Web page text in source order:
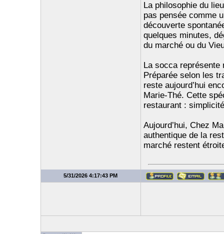
La philosophie du
pas pensée comme
découverte
quelques minutes,
du marché ou du
La socca représente
Préparée selon les
reste aujourd’hui
Marie-Thé. Cette
restaurant :
Aujourd’hui, Chez
authentique de la
marché restent
5/31/2026 4:17:43 PM